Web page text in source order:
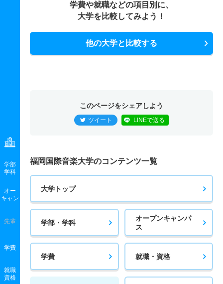
学部
学科
オー
キャン
先輩
学費
就職
資格
学費や就職などの項目別に、
大学を比較してみよう！
他の大学と比較する
このページをシェアしよう
ツイート LINEで送る
福岡国際音楽大学のコンテンツ一覧
大学トップ
学部・学科
オープンキャンパ
ス
学費 就職・資格